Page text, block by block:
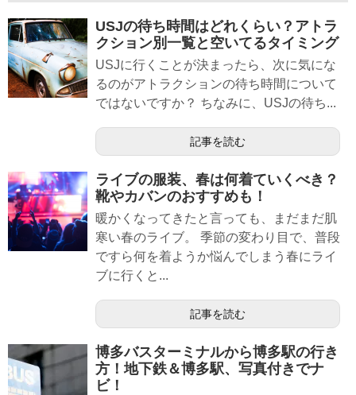
USJの待ち時間はどれくらい？アトラ
クション別一覧と空いてるタイミング
USJに行くことが決まったら、次に気にな
るのがアトラクションの待ち時間について
ではないですか？ ちなみに、USJの待ち...
記事を読む
ライブの服装、春は何着ていくべき？
靴やカバンのおすすめも！
暖かくなってきたと言っても、まだまだ肌
寒い春のライブ。 季節の変わり目で、普段
ですら何を着ようか悩んでしまう春にライ
ブに行くと...
記事を読む
博多バスターミナルから博多駅の行き
方！地下鉄＆博多駅、写真付きでナ
ビ！